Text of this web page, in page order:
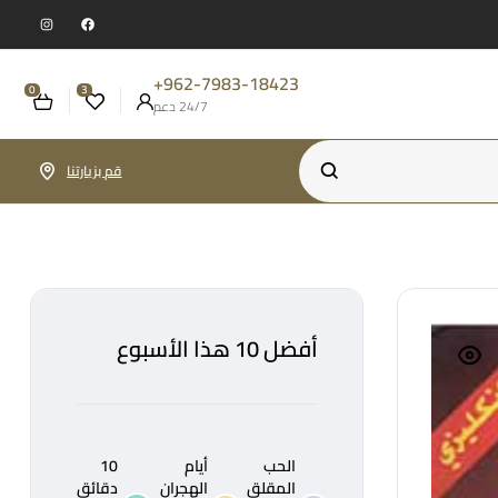
962-7983-18423+
24/7 دعم
3
0
قم بزيارتنا
أفضل 10 هذا الأسبوع
الحب
المقلق
أيام
الهجران
10
دقائق